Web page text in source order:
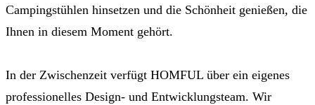
Campingstühlen hinsetzen und die Schönheit genießen, die
Ihnen in diesem Moment gehört.
In der Zwischenzeit verfügt HOMFUL über ein eigenes
professionelles Design- und Entwicklungsteam. Wir